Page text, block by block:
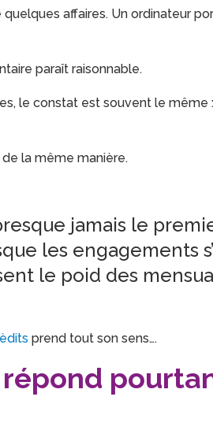
affaires. Un ordinateur
paraît raisonnable.
le constat est souvent le
la même manière.
jamais le
les engagements
le poid des
prend tout son sens….